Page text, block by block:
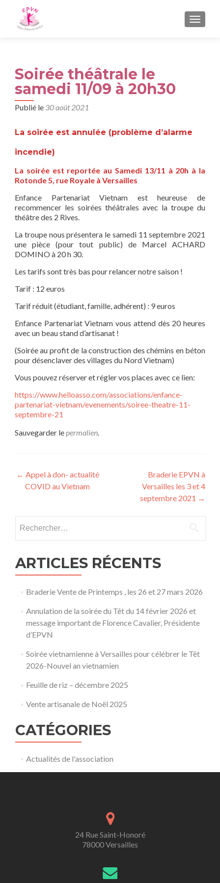
Soirée théâtrale le
samedi 11/09 à 20h30
Publié le 30 août 2021
La soirée est annulée (problème d’alarme
incendie)
La soirée est reportée au Samedi 13/11 à 20h à la
Rotonde 5, rue Royale à Versailles
Enfance Partenariat Vietnam est heureuse de
recommencer les soirées théâtrales avec la troupe du
théâtre des 2 Rives.
La troupe nous présentera le samedi 11 septembre 2021
une pièce (pour tout public) de Marcel ACHARD
DOMINO à 20 h 30.
Les tarifs sont très bas pour relancer notre saison !
Tarif : 12 euros
Tarif réduit (étudiant, famille, adhérent) : 9 euros
Enfance Partenariat Vietnam vous attend dès 20 heures
avec un beau stand d’artisanat !
(Soirée au profit de la construction des chémins en béton
pour désenclaver des villages du Nord Vietnam)
Vous pouvez réserver et régler vos places avec ce lien:
https://www.helloasso.com/associations/enfance-
partenariat-vietnam/evenements/soiree-theatre-11-
septembre-21
Sauvegarder lepermalien.
Navigation
des
articles
← Appel à don- actualité
COVID au Vietnam
Braderie EPVN à
Versailles les 3 et 4
septembre 2021 →
ARTICLES RÉCENTS
Braderie Vente de Printemps , les 26 et 27 mars 2026
Annulation de la soirée du Têt du 14 février 2026 et
message important de Florence Cavalier, Présidente
d’EPVN
Soirée vietnamienne à Versailles pour célébrer le Têt
2026-Nouvel an vietnamien
Feuille de riz – décembre 2025
Vente artisanale de Noël 2025
CATÉGORIES
Actualités de l'association
24 Rue Saint-Honoré
78000 Versailles